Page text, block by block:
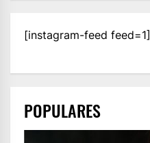
[instagram-feed feed=1]
POPULARES